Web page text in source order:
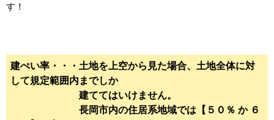
す！
建ぺい率・・・土地を上空から見た場合、土地全体に対
して規定範囲内までしか
建ててはいけません。
長岡市内の住居系地域では【５０％ か ６